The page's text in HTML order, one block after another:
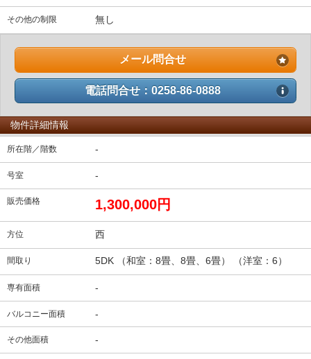
その他の制限 無し
メール問合せ
電話問合せ：0258-86-0888
物件詳細情報
所在階／階数 -
号室 -
販売価格 1,300,000円
方位 西
間取り 5DK （和室：8畳、8畳、6畳） （洋室：6）
専有面積 -
バルコニー面積 -
その他面積 -